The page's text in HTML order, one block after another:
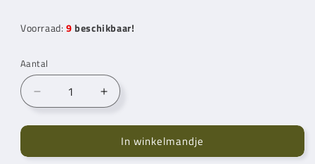
Voorraad: 9 beschikbaar!
Aantal
Aantal
verlagen
voor
Colour
Aantal
verhogen
voor
Scheepjes
Colour
In winkelmandje